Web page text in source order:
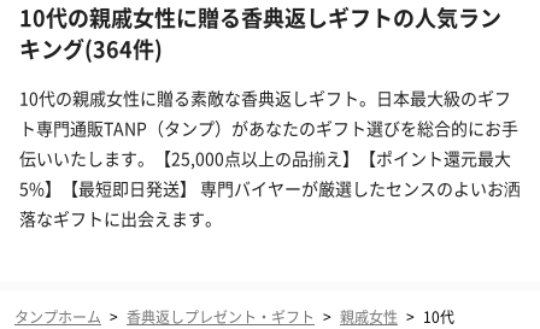
10代の親戚女性に贈る香典返しギフトの人気ラン
キング(364件)
10代の親戚女性に贈る素敵な香典返しギフト。日本最大級のギフ
ト専門通販TANP（タンプ）があなたのギフト選びを総合的にお手
伝いいたします。【25,000点以上の品揃え】【ポイント還元最大
5%】【最短即日発送】 専門バイヤーが厳選したセンスのよいお洒
落なギフトに出会えます。
タンプホーム > 香典返しプレゼント・ギフト > 親戚女性 > 10代